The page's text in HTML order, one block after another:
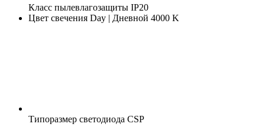
Класс пылевлагозащиты IP20
Цвет свечения Day | Дневной 4000 K
Типоразмер светодиода CSP